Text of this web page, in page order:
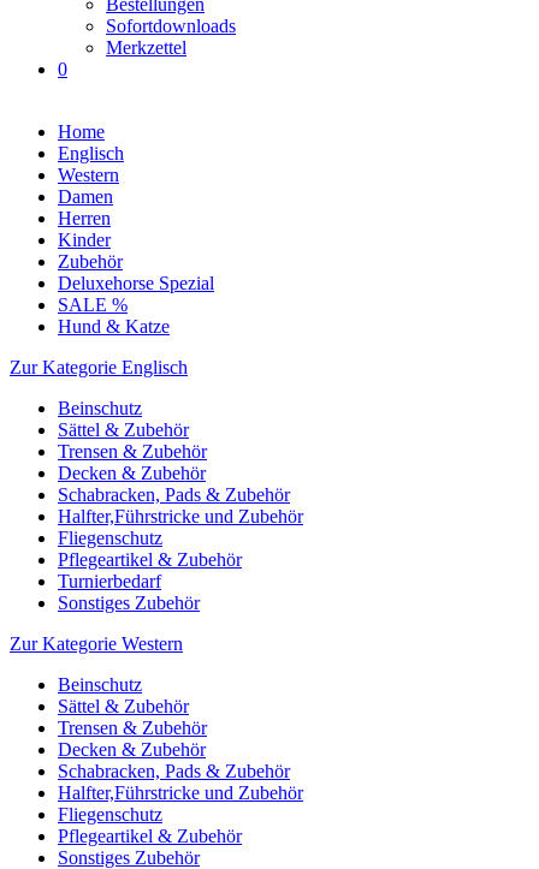
Sofortdownloads
Merkzettel
0
Home
Englisch
Western
Damen
Herren
Kinder
Zubehör
Deluxehorse Spezial
SALE %
Hund & Katze
Zur Kategorie Englisch
Beinschutz
Sättel & Zubehör
Trensen & Zubehör
Decken & Zubehör
Schabracken, Pads & Zubehör
Halfter,Führstricke und Zubehör
Fliegenschutz
Pflegeartikel & Zubehör
Turnierbedarf
Sonstiges Zubehör
Zur Kategorie Western
Beinschutz
Sättel & Zubehör
Trensen & Zubehör
Decken & Zubehör
Schabracken, Pads & Zubehör
Halfter,Führstricke und Zubehör
Fliegenschutz
Pflegeartikel & Zubehör
Sonstiges Zubehör